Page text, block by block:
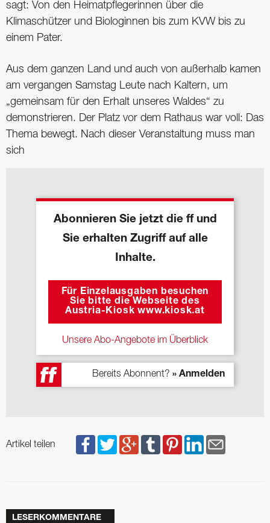
sagt: Von den Heimatpflegerinnen über die
Klimaschützer und Biologinnen bis zum KVW bis zu
einem Pater.
Aus dem ganzen Land und auch von außerhalb kamen
am vergangen Samstag Leute nach Kaltern, um
„gemeinsam für den Erhalt unseres Waldes“ zu
demonstrieren. Der Platz vor dem Rathaus war voll: Das
Thema bewegt. Nach dieser Veranstaltung muss man
sich
Abonnieren Sie jetzt die ff und
Sie erhalten Zugriff auf alle
Inhalte.
Für Einzelausgaben besuchen
Sie bitte die Webseite des
Austria-Kiosk www.kiosk.at
Unsere Abo-Angebote im Überblick
Bereits Abonnent? » Anmelden
Artikel teilen
LESERKOMMENTARE